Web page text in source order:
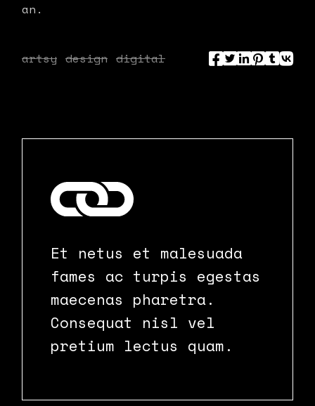
an.
artsy design digital
Et netus et malesuada
fames ac turpis egestas
maecenas pharetra.
Consequat nisl vel
pretium lectus quam.